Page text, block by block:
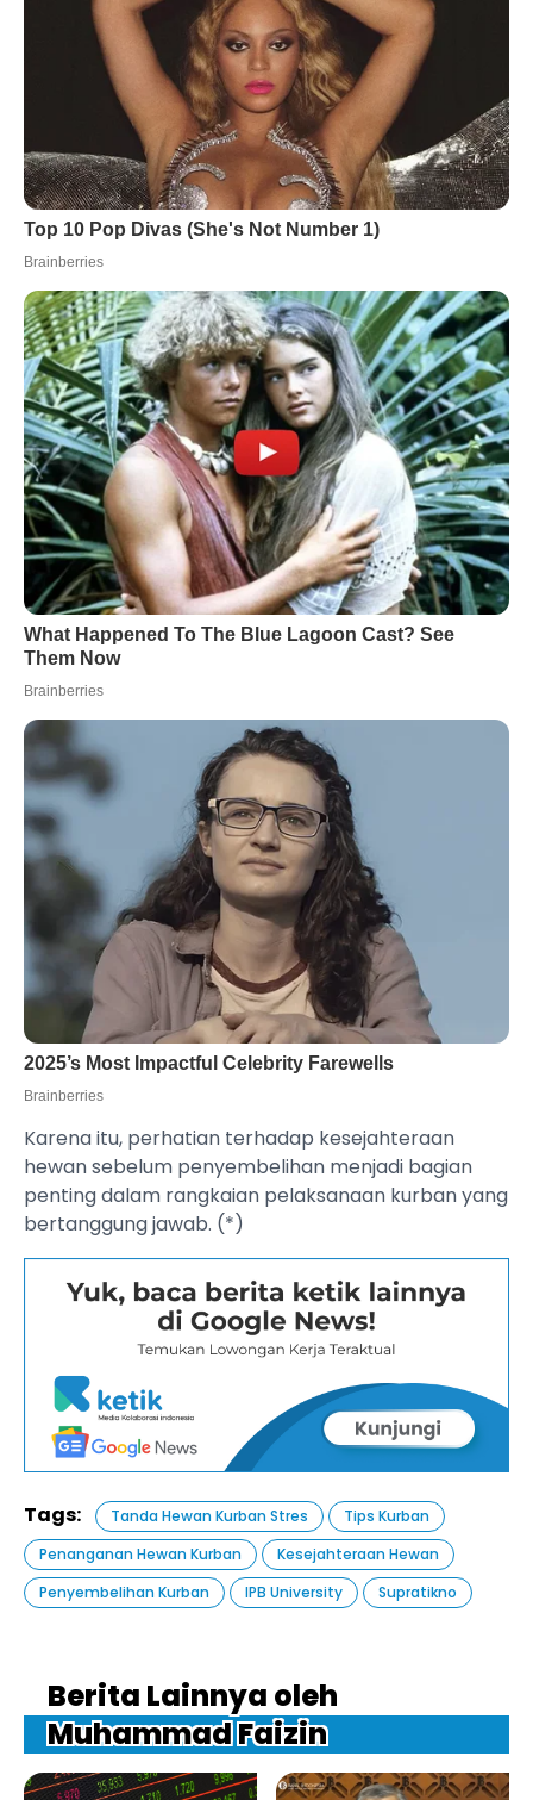
Karena itu, perhatian terhadap kesejahteraan
hewan sebelum penyembelihan menjadi bagian
penting dalam rangkaian pelaksanaan kurban yang
bertanggung jawab. (*)
Tags: Tanda Hewan Kurban Stres
Tips Kurban
Penanganan Hewan Kurban
Kesejahteraan Hewan
Penyembelihan Kurban
IPB University Supratikno
Berita Lainnya oleh
Muhammad Faizin